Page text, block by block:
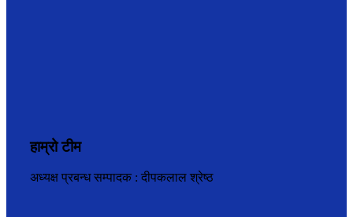
हाम्रो टीम
अध्यक्ष प्रबन्ध सम्पादक : दीपकलाल श्रेष्ठ